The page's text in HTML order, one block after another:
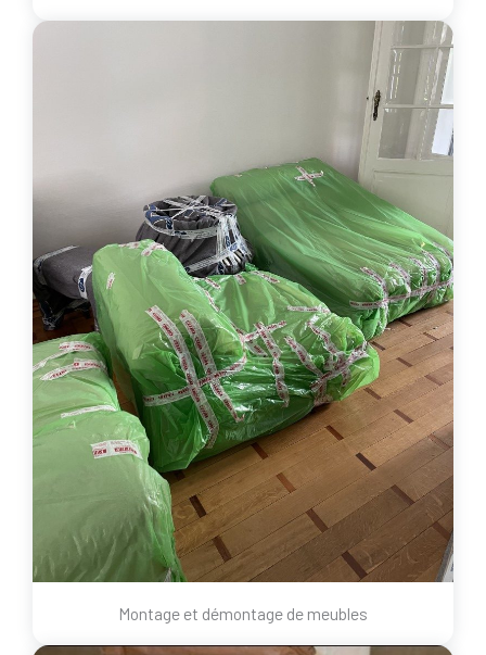
Montage et démontage de meubles